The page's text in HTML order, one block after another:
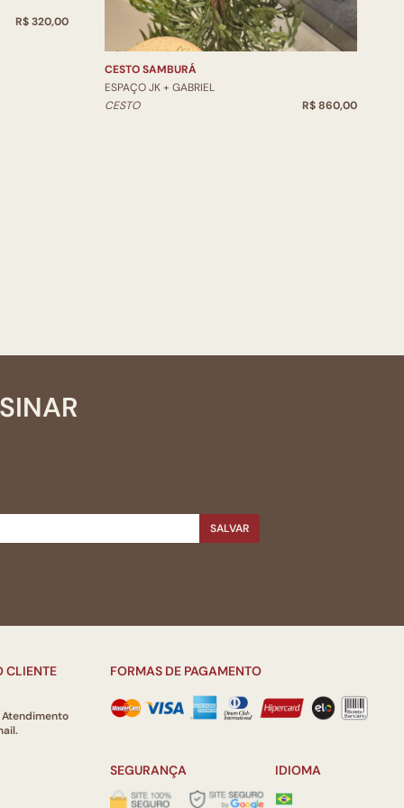
R$ 320,00
CESTO SAMBURÁ
ESPAÇO JK + GABRIEL
CESTO
R$ 860,00
SALVAR
CLIENTE
Atendimento
FORMAS DE PAGAMENTO
SEGURANÇA IDIOMA